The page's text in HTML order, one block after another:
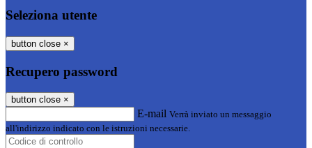
Seleziona utente
button close ×
Recupero password
button close ×
E-mail Verrà inviato un messaggio
all'indirizzo indicato con le istruzioni necessarie.